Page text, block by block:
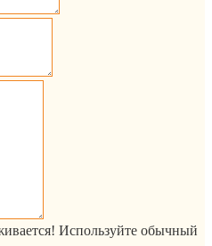
Используйте обычный